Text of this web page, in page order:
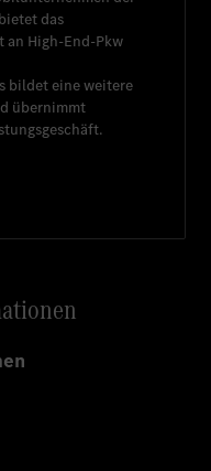
bietet das
an High-End-Pkw
bildet eine weitere
übernimmt